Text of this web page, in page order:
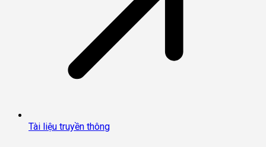
Tài liệu truyền thông